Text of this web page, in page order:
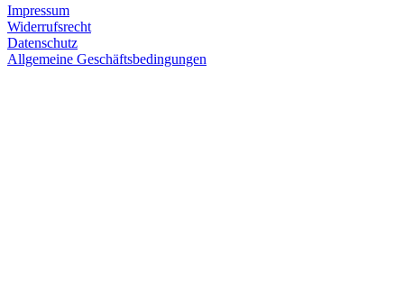
Impressum
Widerrufsrecht
Datenschutz
Allgemeine Geschäftsbedingungen